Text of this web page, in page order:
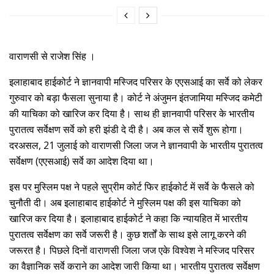
वाराणसी से राजेश सिंह ।
इलाहाबाद हाईकोर्ट ने ज्ञानवापी मस्जिद परिसर के एएसआई का सर्वे को लेकर
गुरुवार को बड़ा फैसला सुनाया है। कोर्ट ने अंजुमन इंतजामिया मस्जिद कमेटी
की याचिका को खारिज कर दिया है। साथ ही ज्ञानवापी परिसर के भारतीय
पुरातत्व सर्वेक्षण सर्वे को हरी झंडी दे दी है। अब कल से सर्वे शुरू होगा।
दरअसल, 21 जुलाई को वाराणसी जिला जज ने ज्ञानवापी के भारतीय पुरातत्व
सर्वेक्षण (एएसआई) सर्वे का आदेश दिया था।
इस पर मुस्लिम पक्ष ने पहले सुप्रीम कोर्ट फिर हाईकोर्ट में सर्वे के फैसले को
चुनौती दी। अब इलाहाबाद हाईकोर्ट ने मुस्लिम पक्ष की इस याचिका को
खारिज कर दिया है। इलाहाबाद हाईकोर्ट ने कहा कि न्यायहित में भारतीय
पुरातत्व सर्वेक्षण का सर्वे जरूरी है। कुछ शर्तों के साथ इसे लागू करने की
जरूरत है। पिछले दिनों वाराणसी जिला जज एके विश्वेश ने मस्जिद परिसर
का वैज्ञानिक सर्वे कराने का आदेश जारी किया था। भारतीय पुरातत्व सर्वेक्षण